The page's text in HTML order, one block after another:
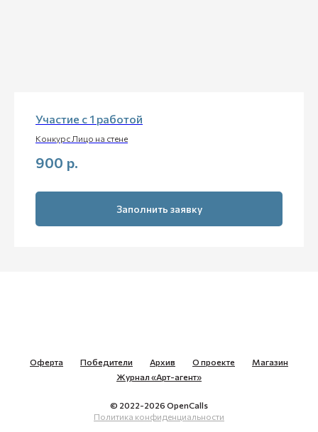
Участие с 1 работой
Конкурс Лицо на стене
900 р.
Заполнить заявку
Оферта Победители Архив О проекте
Магазин
Журнал «Арт-агент»
© 2022-2026 OpenCalls
Политика конфиденциальности